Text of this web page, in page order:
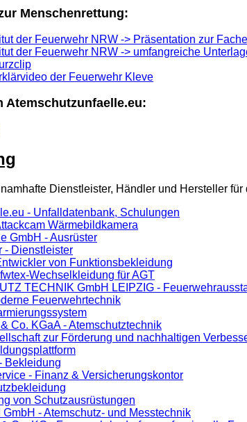
Menschenrettung:
der Feuerwehr NRW -> Präsentation zur
der Feuerwehr NRW -> umfangreiche
der Feuerwehr Kleve
Atemschutzunfaelle.eu:
Dienstleister, Händler und Hersteller
- Unfalldatenbank, Schulungen
Wärmebildkamera
GmbH - Ausrüster
- Dienstleister
von Funktionsbekleidung
Wechselkleidung für AGT
TECHNIK GmbH LEIPZIG -
Feuerwehrtechnik
Co. KGaA - Atemschutztechnik
zur Förderung und nachhaltigen
Bekleidung
- Finanz & Versicherungskontor
von Schutzausrüstungen
- Atemschutz- und Messtechnik